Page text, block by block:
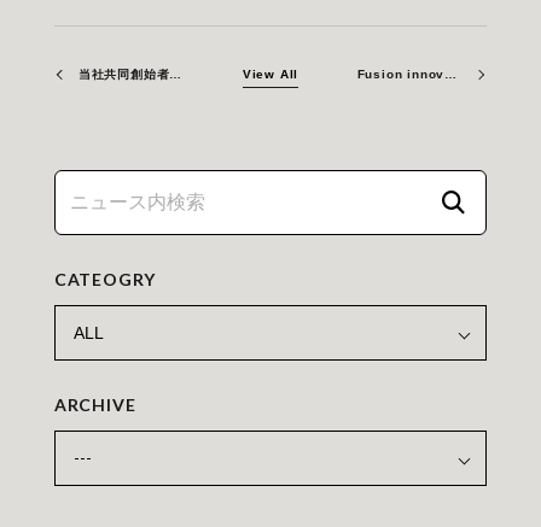
当社共同創始者・武田秀太郎氏による講義が開催されました。 View All
CATEOGRY
ARCHIVE